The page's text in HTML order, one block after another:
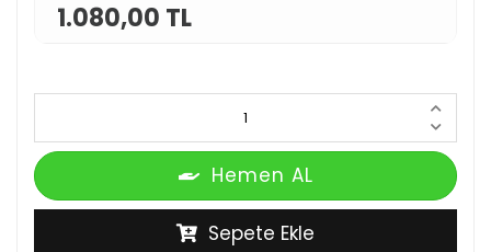
1.080,00 TL
Hemen AL
Sepete Ekle